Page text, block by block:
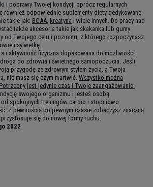
i poprawy Twojej kondycji oprócz regularnych
również odpowiednie suplementy diety dedykowane
takie jak: BCAA, kreatyna i wiele innych. Do pracy nad
także akcesoria takie jak skakanka lub gumy
od Twojego celu i poziomu, z którego rozpoczynasz
i sylwetkę.
i aktywność fizyczna dopasowana do możliwości
do zdrowia i świetnego samopoczucia. Jeśli
przygodę ze zdrowym stylem życia, a Twoja
nie masz się czym martwić. Wszystko można
jest jedynie czas i Twoje zaangażowanie.
swojego organizmu i jesteś osobą
spokojnych treningów cardio i stopniowo
Z pewnością po pewnym czasie zobaczysz znaczną
się do nowej formy ruchu.
2022